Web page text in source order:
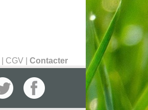
CGV Contacter